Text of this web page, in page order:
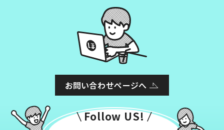
お問い合わせページへ
Follow US!